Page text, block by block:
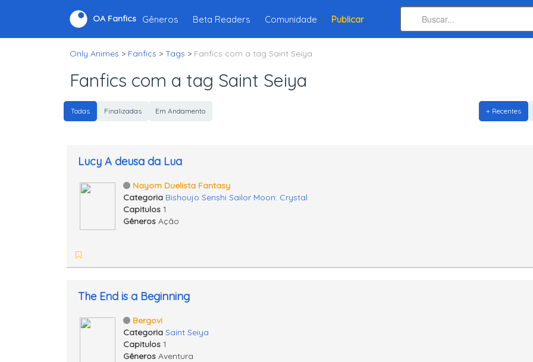
OA Fanfics Gêneros Beta Readers Comunidade Publicar
Only Animes > Fanfics > Tags > Fanfics com a tag Saint Seiya
Fanfics com a tag Saint Seiya
Todas Finalizadas Em Andamento + Recentes
Lucy A deusa da Lua
Nayom Duelista Fantasy
Categoria Bishoujo Senshi Sailor Moon: Crystal
Capitulos 1
Gêneros Ação
The End is a Beginning
Bergovi
Categoria Saint Seiya
Capitulos 1
Gêneros Aventura